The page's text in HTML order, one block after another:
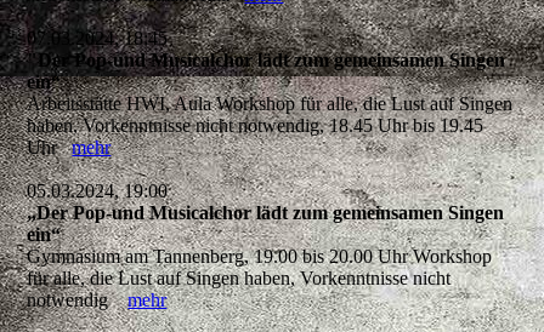
07.03.2024, 18:45
"Der Pop-und Musicalchor lädt zum gemeinsamen Singen
ein“
Arbeitsstätte HWI, Aula Workshop für alle, die Lust auf Singen
haben, Vorkenntnisse nicht notwendig, 18.45 Uhr bis 19.45
Uhrmehr
05.03.2024, 19:00
„Der Pop-und Musicalchor lädt zum gemeinsamen Singen
ein“
Gymnasium am Tannenberg, 19.00 bis 20.00 Uhr Workshop
für alle, die Lust auf Singen haben, Vorkenntnisse nicht
notwendigmehr